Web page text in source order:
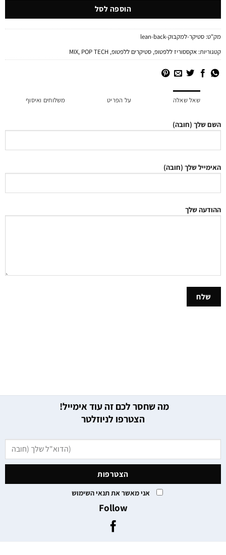
הוספה לסל
מק"ט:סטיקר-למקבוק-lean-back
קטגוריות:אקססוריז ללפטופ,סטיקרים ללפטופ,
MIX ,POP TECH
שאל שאלה על הפריט משלוחים ואיסוף
השם שלך (חובה)
האימייל שלך (חובה)
ההודעה שלך
מה שחסר לכם זה עוד אימייל!
הצטרפו לניוזלטר
אני מאשר את תנאי השימוש
Follow